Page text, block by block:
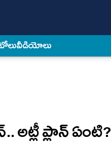
వీడియోలు
అట్లీ ప్లాన్ ఏంటి?